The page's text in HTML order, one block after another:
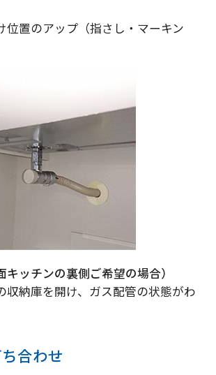
位置のアップ（指さし・マーキン
キッチンの裏側ご希望の場合）
収納庫を開け、ガス配管の状態がわ
合わせ